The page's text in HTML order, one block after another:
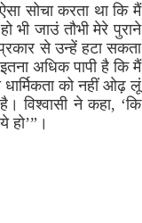
सोचा करता था कि मैं
भी जाउं तौभी मेरे पुराने
से उन्हें हटा सकता
अधिक पापी है कि मैं
को नहीं ओढ़ लूं
विश्वासी ने कहा, ‘कि
हो’”।